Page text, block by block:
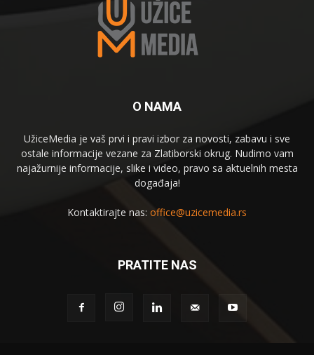
O NAMA
UžiceMedia je vaš prvi i pravi izbor za novosti, zabavu i sve
ostale informacije vezane za Zlatiborski okrug. Nudimo vam
najažurnije informacije, slike i video, pravo sa aktuelnih mesta
događaja!
Kontaktirajte nas: office@uzicemedia.rs
PRATITE NAS